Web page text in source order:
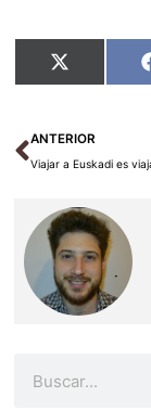
Compartir
en
X
(Twitter)
Ant
ANTERIOR